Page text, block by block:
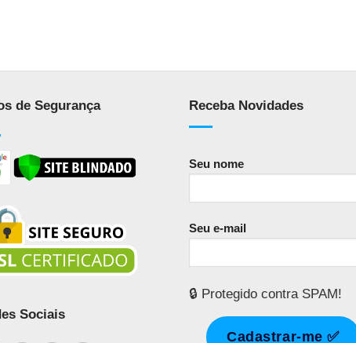
de Segurança
Sociais
Receba Novidades
Seu nome
Seu e-mail
🔒 Protegido contra SPAM!